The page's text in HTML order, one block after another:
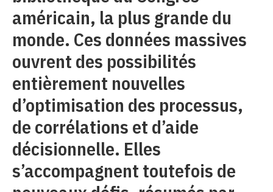
américain, la plus grande du
monde. Ces données massives
ouvrent des possibilités
entièrement nouvelles
d’optimisation des processus,
de corrélations et d’aide
décisionnelle. Elles
s’accompagnent toutefois de